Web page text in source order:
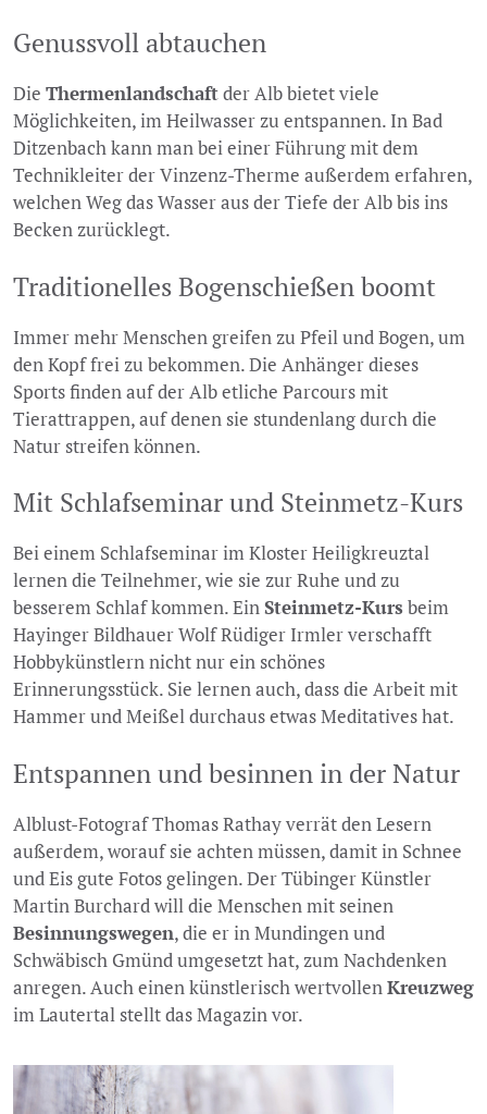
Genussvoll abtauchen
Die Thermenlandschaftder Alb bietet viele
Möglichkeiten, im Heilwasser zu entspannen. In Bad
Ditzenbach kann man bei einer Führung mit dem
Technikleiter der Vinzenz-Therme außerdem erfahren,
welchen Weg das Wasser aus der Tiefe der Alb bis ins
Becken zurücklegt.
Traditionelles Bogenschießen boomt
Immer mehr Menschen greifen zu Pfeil und Bogen, um
den Kopf frei zu bekommen. Die Anhänger dieses
Sports finden auf der Alb etliche Parcours mit
Tierattrappen, auf denen sie stundenlang durch die
Natur streifen können.
Mit Schlafseminar und Steinmetz-Kurs
Bei einem Schlafseminar im Kloster Heiligkreuztal
lernen die Teilnehmer, wie sie zur Ruhe und zu
besserem Schlaf kommen. EinSteinmetz-Kurs beim
Hayinger Bildhauer Wolf Rüdiger Irmler verschafft
Hobbykünstlern nicht nur ein schönes
Erinnerungsstück. Sie lernen auch, dass die Arbeit mit
Hammer und Meißel durchaus etwas Meditatives hat.
Entspannen und besinnen in der Natur
Alblust-Fotograf Thomas Rathay verrät den Lesern
außerdem, worauf sie achten müssen, damit in Schnee
und Eis gute Fotos gelingen. Der Tübinger Künstler
Martin Burchard will die Menschen mit seinen
Besinnungswegen, die er in Mundingen und
Schwäbisch Gmünd umgesetzt hat, zum Nachdenken
anregen. Auch einen künstlerisch wertvollen Kreuzweg
im Lautertal stellt das Magazin vor.